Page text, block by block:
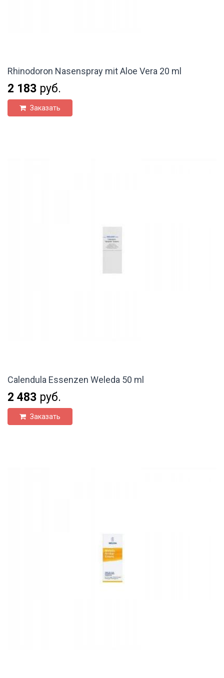
Rhinodoron Nasenspray mit Aloe Vera 20 ml
2 183 руб.
Заказать
Calendula Essenzen Weleda 50 ml
2 483 руб.
Заказать